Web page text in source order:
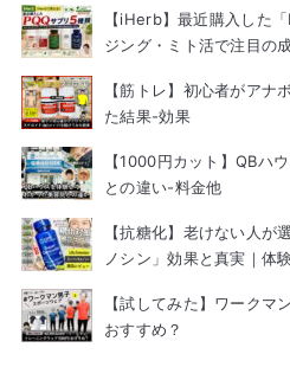
【iHerb】最近購入した
ジング・ミト活で注目の
【筋トレ】初心者がアナ
た結果-効果
【1000円カット】QBハ
との違い-料金他
【抗糖化】老けない人が
ノシン」効果と真実｜体
【試してみた】ワーク
おすすめ？